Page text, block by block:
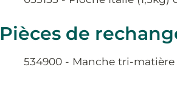
Pièces de
534900 - Manche tri-